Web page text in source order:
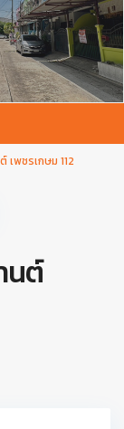
เพชรเกษม 112
นต์